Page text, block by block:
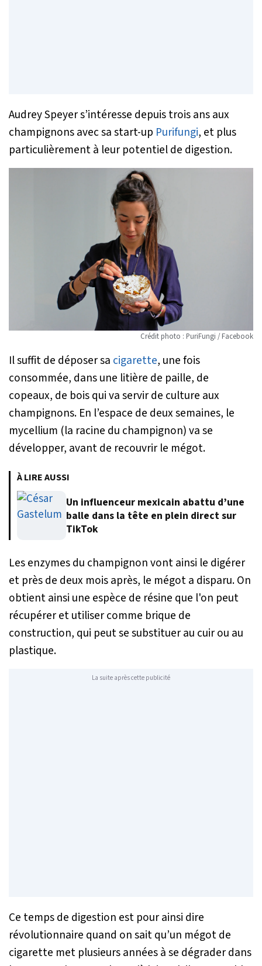
Audrey Speyer s’intéresse depuis trois ans aux
champignons avec sa start-up Purifungi, et plus
particulièrement à leur potentiel de digestion.
Crédit photo : PuriFungi / Facebook
Il suffit de déposer sa cigarette, une fois
consommée, dans une litière de paille, de
copeaux, de bois qui va servir de culture aux
champignons. En l’espace de deux semaines, le
mycellium (la racine du champignon) va se
développer, avant de recouvrir le mégot.
À LIRE AUSSI
Un influenceur mexicain abattu d’une
balle dans la tête en plein direct sur
TikTok
Les enzymes du champignon vont ainsi le digérer
et près de deux mois après, le mégot a disparu. On
obtient ainsi une espèce de résine que l'on peut
récupérer et utiliser comme brique de
construction, qui peut se substituer au cuir ou au
plastique.
La suite après cette publicité
Ce temps de digestion est pour ainsi dire
révolutionnaire quand on sait qu’un mégot de
cigarette met plusieurs années à se dégrader dans